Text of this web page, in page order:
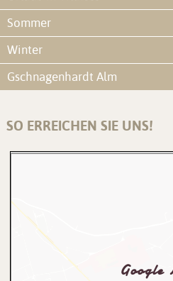
Sommer
Winter
Gschnagenhardt Alm
SO ERREICHEN SIE UNS!
Google